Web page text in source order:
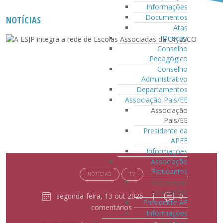
Informações
Documentos
Atas
Direção
Conselho
Pedagógico
Conselho
Administrativo
Departamentos
Associação Pais/EE
Associação
Pais/EE
Presidente da
APEE
Informações
Associação
Estudantes
Associação
Estudantes
Presidente AE
Informações
NOTÍCIAS
NOTICIAS TV
segunda-feira, 13 out 2025 |
0
comentários